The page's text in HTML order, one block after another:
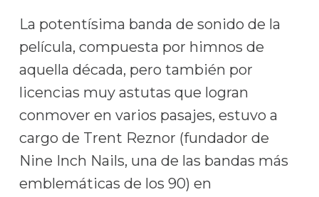
La potentísima banda de sonido de la
película, compuesta por himnos de
aquella década, pero también por
licencias muy astutas que logran
conmover en varios pasajes, estuvo a
cargo de Trent Reznor (fundador de
Nine Inch Nails, una de las bandas más
emblemáticas de los 90) en